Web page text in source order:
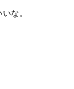
な。